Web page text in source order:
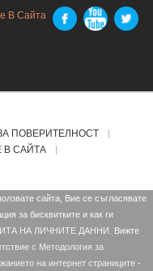
В Сайта
ПОВЕРИТЕЛНОСТ
В САЙТА
сайта, Вие се съгласявате
за бисквитките и как ги
НА ЛИЧНИТЕ ДАННИ.
Вижте
с Mетодология за
на интернет страниците -